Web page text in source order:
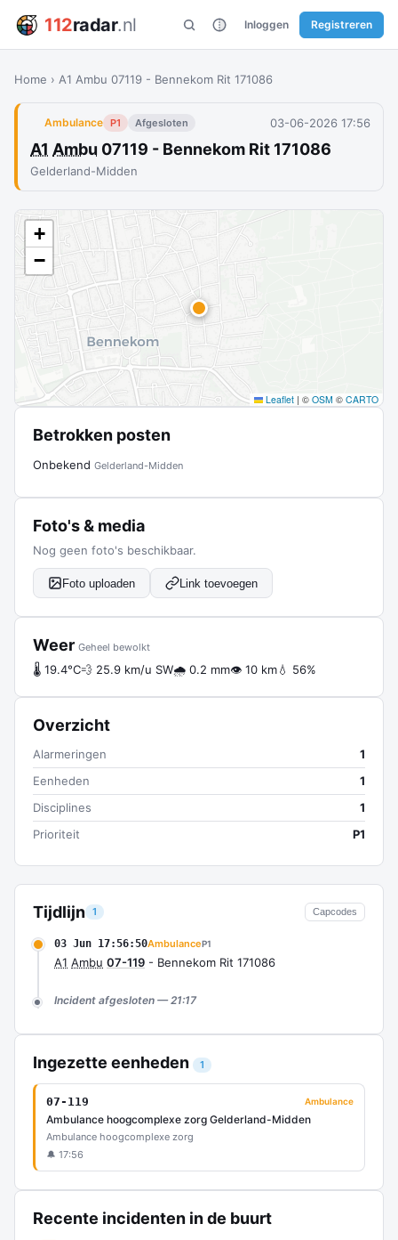
112radar.nl Inloggen Registreren
Home › A1 Ambu 07119 - Bennekom Rit 171086
Ambulance P1 Afgesloten 03-06-2026 17:56
A1 Ambu 07119 - Bennekom Rit 171086
Gelderland-Midden
Tijdlijn 1 Capcodes
03 Jun 17:56:50AmbulanceP1
A1 Ambu 07-119 - Bennekom Rit 171086
Incident afgesloten — 21:17
Ingezette eenheden 1
07-119 Ambulance
Ambulance hoogcomplexe zorg Gelderland-Midden
Ambulance hoogcomplexe zorg
🔔 17:56
Recente incidenten in de buurt
+
−
Leaflet | © OSM © CARTO
Betrokken posten
Onbekend Gelderland-Midden
Foto's & media
Nog geen foto's beschikbaar.
Foto uploaden Link toevoegen
Weer Geheel bewolkt
🌡 19.4°C💨 25.9 km/u SW🌧 0.2 mm👁 10 km💧 56%
Overzicht
Alarmeringen
1
Eenheden
1
Disciplines
1
Prioriteit
P1